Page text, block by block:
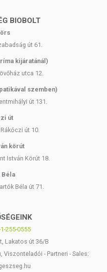
levő európai uniós szabályozás
amelyek a hagyományos étrend
kedvező élettani
eltérő lehet, jelölésük,
során nem engedélyezett a
megelőző vagy gyógyító
vegyes étrendet és az
alkalmas! Betegség esetén
Az ajánlott napi
vagy allergiás! Kisgyermektől
BIOBOLT
út 61.
kijáratánál)
utca 12.
szemben)
út 131.
út
út 10.
körút
István Körút 18.
Béla
Béla út 71.
255-0555
Lakatos út 36/B
- Partneri - Sales: